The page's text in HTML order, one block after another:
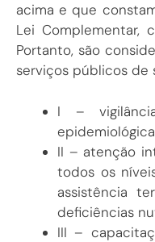
acima e que
Lei Complementar,
Portanto, são
serviços públicos de
I –
II – atenção
todos os
assistência
deficiências
III –